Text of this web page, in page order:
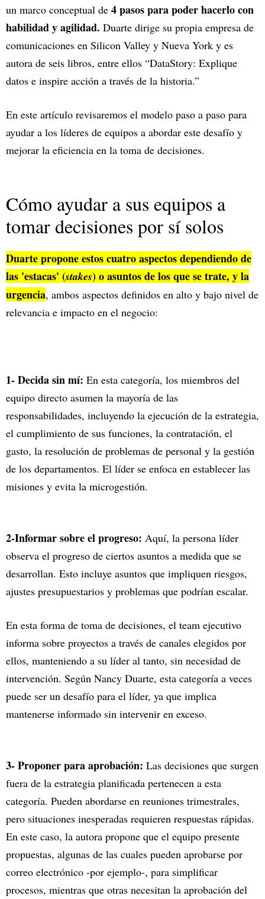
un marco conceptual de 4 pasos para poder hacerlo con
habilidad y agilidad. Duarte dirige su propia empresa de
comunicaciones en Silicon Valley y Nueva York y es
autora de seis libros, entre ellos “DataStory: Explique
datos e inspire acción a través de la historia.”
En este artículo revisaremos el modelo paso a paso para
ayudar a los líderes de equipos a abordar este desafío y
mejorar la eficiencia en la toma de decisiones.
Cómo ayudar a sus equipos a
tomar decisiones por sí solos
Duarte propone estos cuatro aspectos dependiendo de
las 'estacas' (stakes) o asuntos de los que se trate, y la
urgencia, ambos aspectos definidos en alto y bajo nivel de
relevancia e impacto en el negocio:
1- Decida sin mí: En esta categoría, los miembros del
equipo directo asumen la mayoría de las
responsabilidades, incluyendo la ejecución de la estrategia,
el cumplimiento de sus funciones, la contratación, el
gasto, la resolución de problemas de personal y la gestión
de los departamentos. El líder se enfoca en establecer las
misiones y evita la microgestión.
2-Informar sobre el progreso: Aquí, la persona líder
observa el progreso de ciertos asuntos a medida que se
desarrollan. Esto incluye asuntos que impliquen riesgos,
ajustes presupuestarios y problemas que podrían escalar.
En esta forma de toma de decisiones, el team ejecutivo
informa sobre proyectos a través de canales elegidos por
ellos, manteniendo a su líder al tanto, sin necesidad de
intervención. Según Nancy Duarte, esta categoría a veces
puede ser un desafío para el líder, ya que implica
mantenerse informado sin intervenir en exceso.
3- Proponer para aprobación: Las decisiones que surgen
fuera de la estrategia planificada pertenecen a esta
categoría. Pueden abordarse en reuniones trimestrales,
pero situaciones inesperadas requieren respuestas rápidas.
En este caso, la autora propone que el equipo presente
propuestas, algunas de las cuales pueden aprobarse por
correo electrónico -por ejemplo-, para simplificar
procesos, mientras que otras necesitan la aprobación del